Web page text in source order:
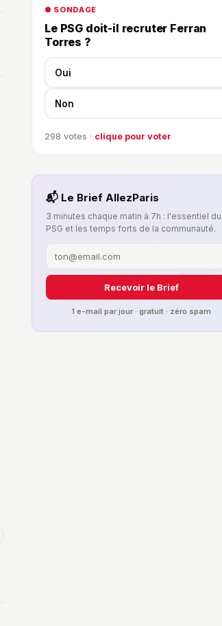
● SONDAGE
Le PSG doit-il recruter Ferran
Torres ?
Oui
Non
298 votes · clique pour voter
📬 Le Brief AllezParis
3 minutes chaque matin à 7h : l'essentiel du
PSG et les temps forts de la communauté.
Recevoir le Brief
1 e-mail par jour · gratuit · zéro spam